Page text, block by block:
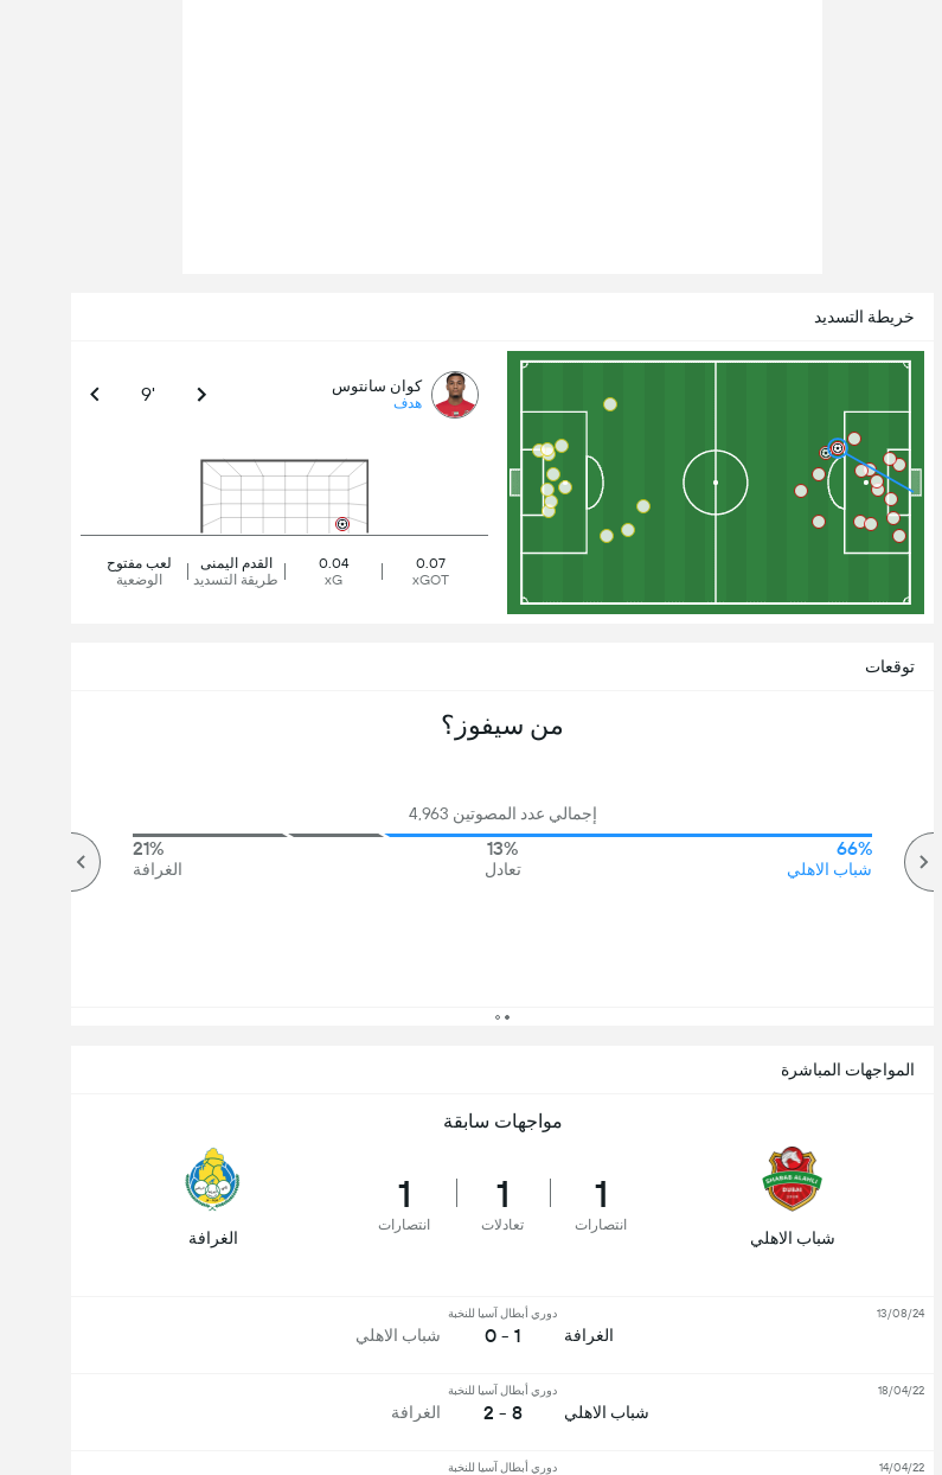
خريطة التسديد
كوان سانتوس
هدف 9'
لعب مفتوح
الوضعية
القدم اليمنى
طريقة التسديد
0.04
xG
0.07
xGOT
توقعات
من سيفوز؟
إجمالي عدد المصوتين 4,963
66%
شباب الاهلي
13%
تعادل
21%
الغرافة
المواجهات المباشرة
مواجهات سابقة
شباب الاهلي
1
انتصارات
1
تعادلات
1
انتصارات
الغرافة
الغرافة
دوري أبطال آسيا للنخبة
1 - 0 شباب الاهلي
13/08/24
شباب الاهلي
دوري أبطال آسيا للنخبة
8 - 2 الغرافة
18/04/22
دوري أبطال آسيا للنخبة 14/04/22